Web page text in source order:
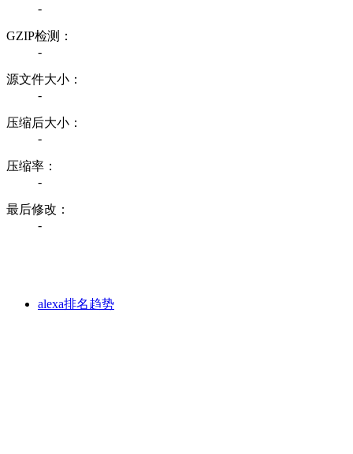
-
GZIP检测：
-
源文件大小：
-
压缩后大小：
-
压缩率：
-
最后修改：
-
alexa排名趋势